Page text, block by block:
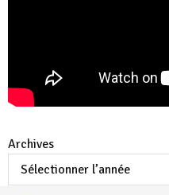
Archives